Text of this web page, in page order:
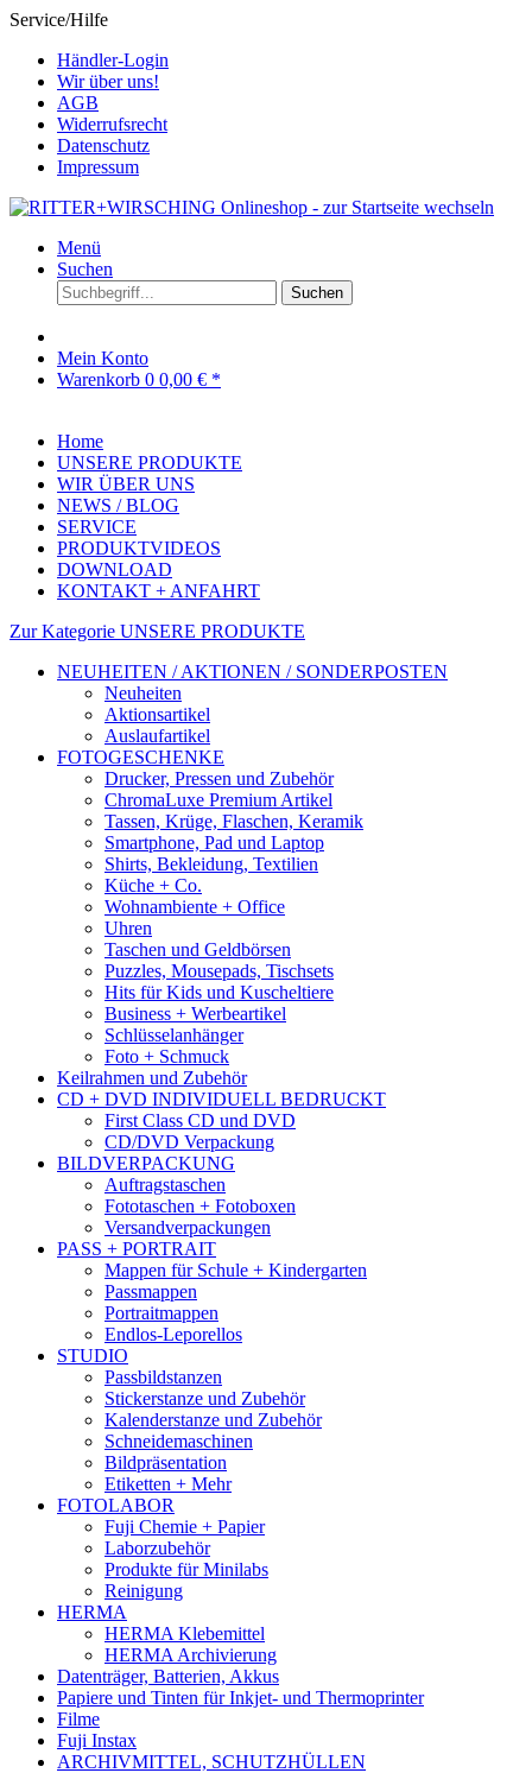
Service/Hilfe
Händler-Login
Wir über uns!
AGB
Widerrufsrecht
Datenschutz
Impressum
Menü
Suchen
Suchen
Mein Konto
Warenkorb 0 0,00 € *
Home
UNSERE PRODUKTE
WIR ÜBER UNS
NEWS / BLOG
SERVICE
PRODUKTVIDEOS
DOWNLOAD
KONTAKT + ANFAHRT
Zur Kategorie UNSERE PRODUKTE
NEUHEITEN / AKTIONEN / SONDERPOSTEN
Neuheiten
Aktionsartikel
Auslaufartikel
FOTOGESCHENKE
Drucker, Pressen und Zubehör
ChromaLuxe Premium Artikel
Tassen, Krüge, Flaschen, Keramik
Smartphone, Pad und Laptop
Shirts, Bekleidung, Textilien
Küche + Co.
Wohnambiente + Office
Uhren
Taschen und Geldbörsen
Puzzles, Mousepads, Tischsets
Hits für Kids und Kuscheltiere
Business + Werbeartikel
Schlüsselanhänger
Foto + Schmuck
Keilrahmen und Zubehör
CD + DVD INDIVIDUELL BEDRUCKT
First Class CD und DVD
CD/DVD Verpackung
BILDVERPACKUNG
Auftragstaschen
Fototaschen + Fotoboxen
Versandverpackungen
PASS + PORTRAIT
Mappen für Schule + Kindergarten
Passmappen
Portraitmappen
Endlos-Leporellos
STUDIO
Passbildstanzen
Stickerstanze und Zubehör
Kalenderstanze und Zubehör
Schneidemaschinen
Bildpräsentation
Etiketten + Mehr
FOTOLABOR
Fuji Chemie + Papier
Laborzubehör
Produkte für Minilabs
Reinigung
HERMA
HERMA Klebemittel
HERMA Archivierung
Datenträger, Batterien, Akkus
Papiere und Tinten für Inkjet- und Thermoprinter
Filme
Fuji Instax
ARCHIVMITTEL, SCHUTZHÜLLEN